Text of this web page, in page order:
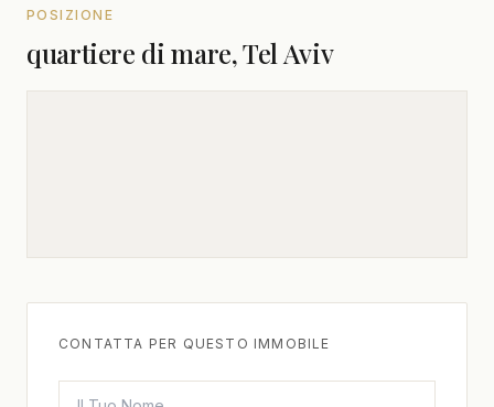
POSIZIONE
quartiere di mare, Tel Aviv
CONTATTA PER QUESTO IMMOBILE